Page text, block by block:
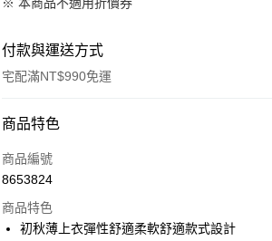
付款與運送方式
宅配滿NT$990免運
付款方式
信用卡一次付款
Apple Pay
商品特色
商品編號
8653824
商品特色
初秋薄上衣彈性舒適柔軟舒適款式設計